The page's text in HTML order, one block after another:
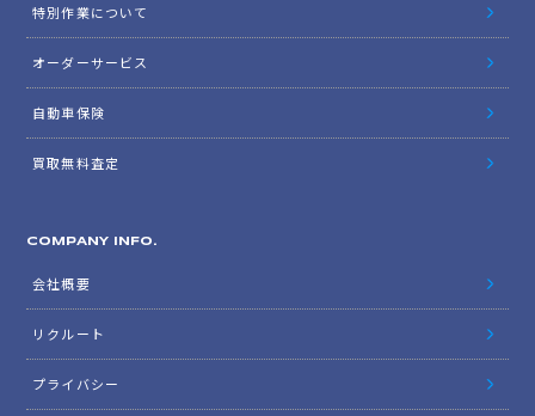
特別作業について
オーダーサービス
自動車保険
買取無料査定
COMPANY INFO.
会社概要
リクルート
プライバシー